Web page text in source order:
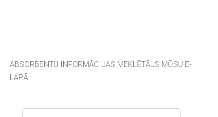
ABSORBENTU INFORMĀCIJAS MEKLĒTĀJS MŪSU E-
LAPĀ: